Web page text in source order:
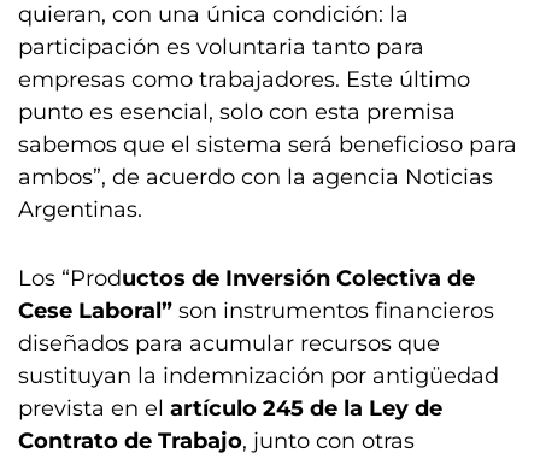
quieran, con una única condición: la
participación es voluntaria tanto para
empresas como trabajadores. Este último
punto es esencial, solo con esta premisa
sabemos que el sistema será beneficioso para
ambos”, de acuerdo con la agencia Noticias
Argentinas.
Los “Productos de Inversión Colectiva de
Cese Laboral” son instrumentos financieros
diseñados para acumular recursos que
sustituyan la indemnización por antigüedad
prevista en el artículo 245 de la Ley de
Contrato de Trabajo, junto con otras